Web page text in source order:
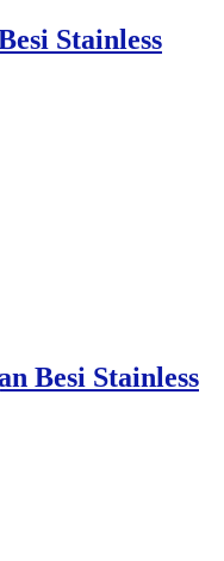
Stainless
Besi Stainless